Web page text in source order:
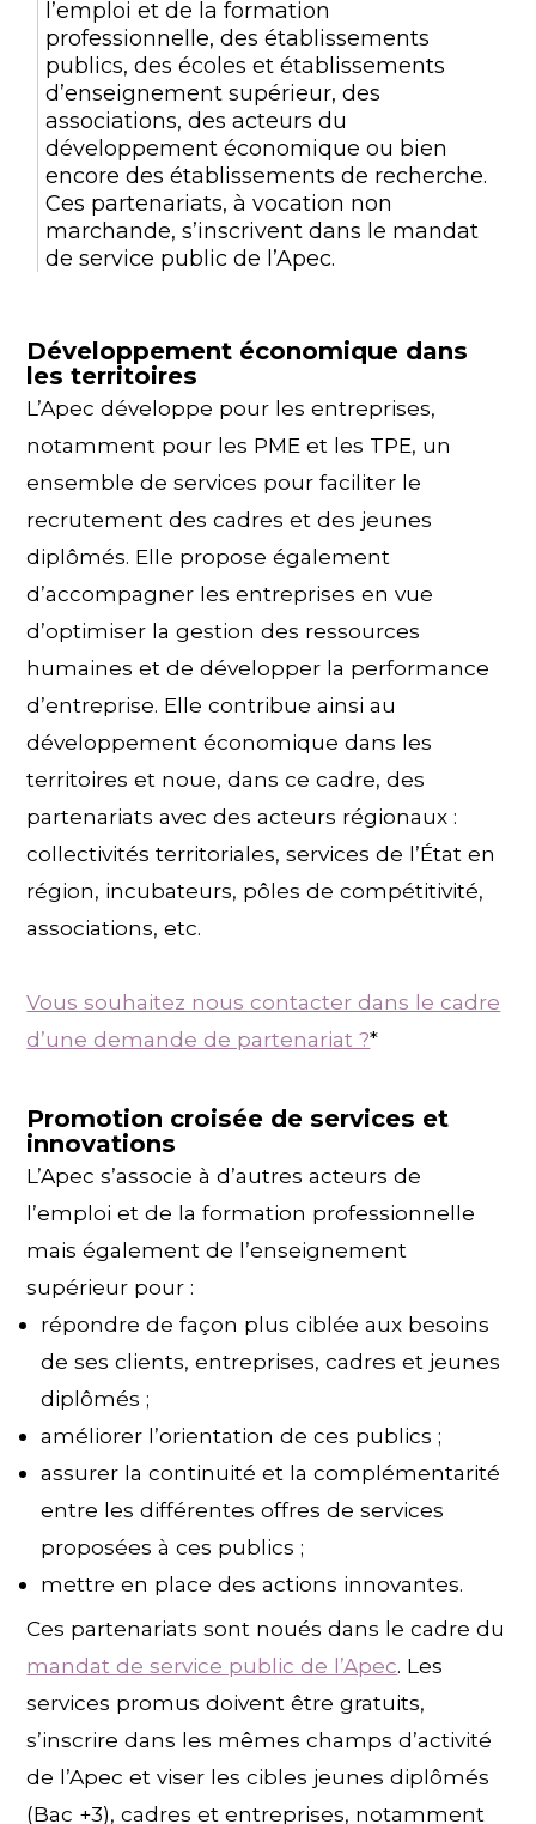
l’emploi et de la formation
professionnelle, des établissements
publics, des écoles et établissements
d’enseignement supérieur, des
associations, des acteurs du
développement économique ou bien
encore des établissements de recherche.
Ces partenariats, à vocation non
marchande, s’inscrivent dans le mandat
de service public de l’Apec.
Développement économique dans
les territoires
L’Apec développe pour les entreprises,
notamment pour les PME et les TPE, un
ensemble de services pour faciliter le
recrutement des cadres et des jeunes
diplômés. Elle propose également
d’accompagner les entreprises en vue
d’optimiser la gestion des ressources
humaines et de développer la performance
d’entreprise. Elle contribue ainsi au
développement économique dans les
territoires et noue, dans ce cadre, des
partenariats avec des acteurs régionaux :
collectivités territoriales, services de l’État en
région, incubateurs, pôles de compétitivité,
associations, etc.
Vous souhaitez nous contacter dans le cadre
d’une demande de partenariat ?*
Promotion croisée de services et
innovations
L’Apec s’associe à d’autres acteurs de
l’emploi et de la formation professionnelle
mais également de l’enseignement
supérieur pour :
répondre de façon plus ciblée aux besoins
de ses clients, entreprises, cadres et jeunes
diplômés ;
améliorer l’orientation de ces publics ;
assurer la continuité et la complémentarité
entre les différentes offres de services
proposées à ces publics ;
mettre en place des actions innovantes.
Ces partenariats sont noués dans le cadre du
mandat de service public de l’Apec. Les
services promus doivent être gratuits,
s’inscrire dans les mêmes champs d’activité
de l’Apec et viser les cibles jeunes diplômés
(Bac +3), cadres et entreprises, notamment